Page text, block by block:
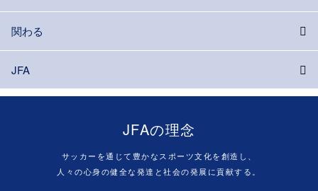
関わる
JFA
JFAの理念
サッカーを通じて豊かなスポーツ文化を創造し、
人々の心身の健全な発達と社会の発展に貢献する。